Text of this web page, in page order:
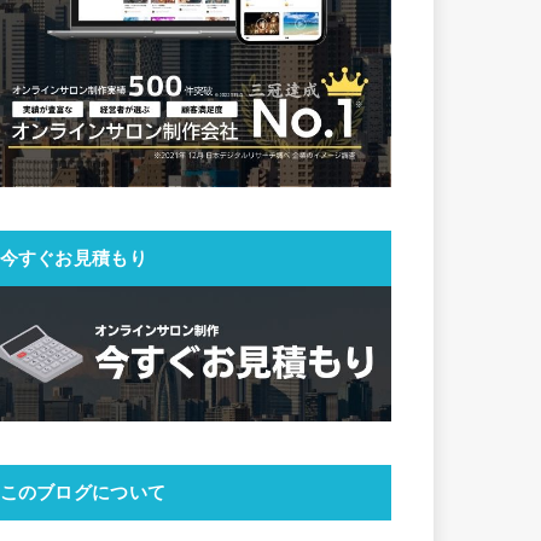
今すぐお見積もり
このブログについて